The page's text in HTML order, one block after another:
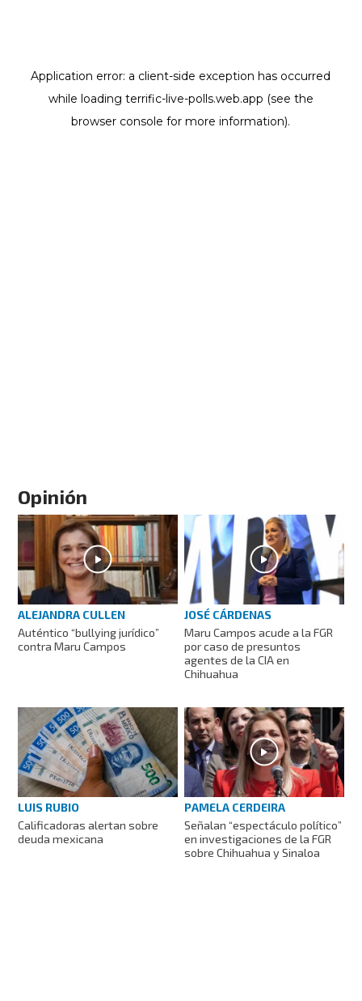
Opinión
ALEJANDRA CULLEN
Auténtico “bullying jurídico”
contra Maru Campos
JOSÉ CÁRDENAS
Maru Campos acude a la FGR
por caso de presuntos
agentes de la CIA en
Chihuahua
LUIS RUBIO
Calificadoras alertan sobre
deuda mexicana
PAMELA CERDEIRA
Señalan “espectáculo político”
en investigaciones de la FGR
sobre Chihuahua y Sinaloa